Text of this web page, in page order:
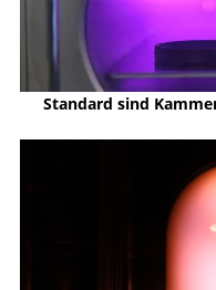
Standard sind